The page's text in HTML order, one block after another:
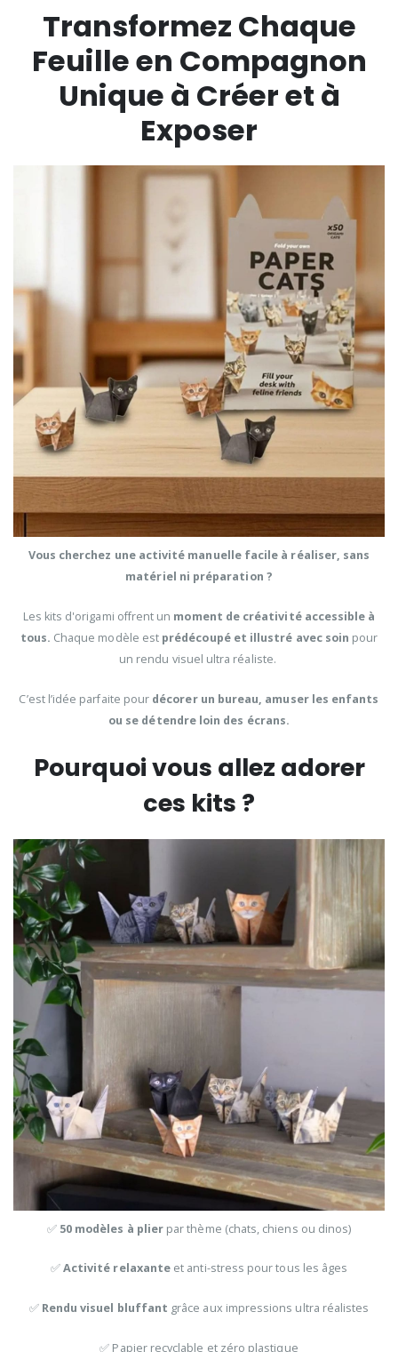
Transformez Chaque
Feuille en Compagnon
Unique à Créer et à
Exposer
Vous cherchez une activité manuelle facile à réaliser, sans
matériel ni préparation ?
Les kits d'origami offrent un moment de créativité accessible à
tous. Chaque modèle est prédécoupé et illustré avec soin pour
un rendu visuel ultra réaliste.
C’est l’idée parfaite pour décorer un bureau, amuser les enfants
ou se détendre loin des écrans.
Pourquoi vous allez adorer
ces kits ?
✅ 50 modèles à plier par thème (chats, chiens ou dinos)
✅Activité relaxante et anti-stress pour tous les âges
✅ Rendu visuel bluffant grâce aux impressions ultra réalistes
✅ Papier recyclable et zéro plastique